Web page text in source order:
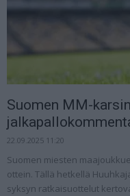
Suomen MM-
22.09.2025 11:20
Suomen miesten
ottein. Tällä hetkellä
syksyn ratkaisuottelut